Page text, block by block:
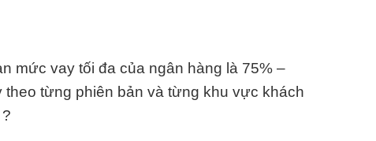
mức vay tối đa của ngân hàng là 75% –
từng phiên bản và từng khu vực khách